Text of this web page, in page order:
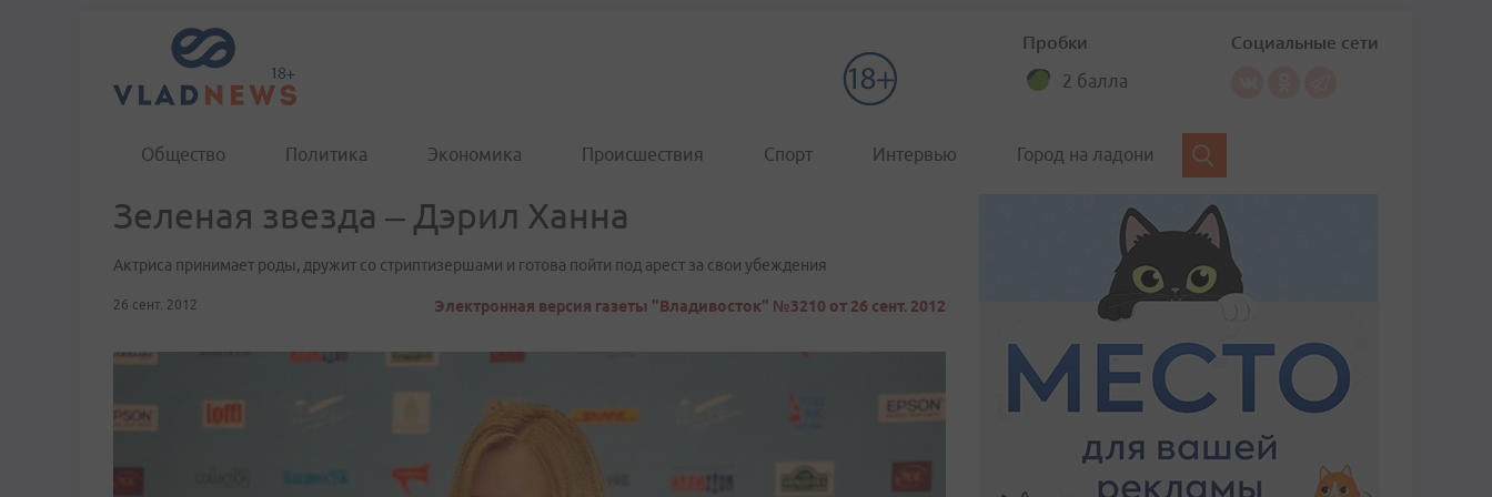
Пробки
2 балла
Социальные сети
Общество Политика Экономика Происшествия Спорт Интервью Город на ладони
Зеленая звезда – Дэрил Ханна
Актриса принимает роды, дружит со стриптизершами и готова пойти под арест за свои убеждения
26 сент. 2012 Электронная версия газеты "Владивосток" №3210 от 26 сент. 2012